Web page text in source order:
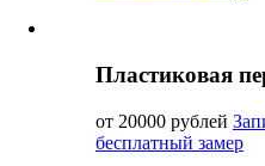
Пластиковая
от 20000 рублей
бесплатный замер